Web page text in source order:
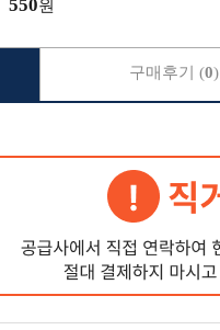
550원
구매후기 (0)